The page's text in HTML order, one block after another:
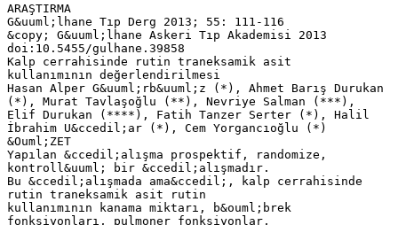
ARAŞTIRMA
G&uuml;lhane Tıp Derg 2013; 55: 111-116
&copy; G&uuml;lhane Askeri Tıp Akademisi 2013
doi:10.5455/gulhane.39858
Kalp cerrahisinde rutin traneksamik asit
kullanımının değerlendirilmesi
Hasan Alper G&uuml;rb&uuml;z (*), Ahmet Barış Durukan
(*), Murat Tavlaşoğlu (**), Nevriye Salman (***),
Elif Durukan (****), Fatih Tanzer Serter (*), Halil
İbrahim U&ccedil;ar (*), Cem Yorgancıoğlu (*)
&Ouml;ZET
Yapılan &ccedil;alışma prospektif, randomize,
kontroll&uuml; bir &ccedil;alışmadır.
Bu &ccedil;alışmada ama&ccedil;, kalp cerrahisinde
rutin traneksamik asit rutin
kullanımının kanama miktarı, b&ouml;brek
fonksiyonları, pulmoner fonksiyonlar,